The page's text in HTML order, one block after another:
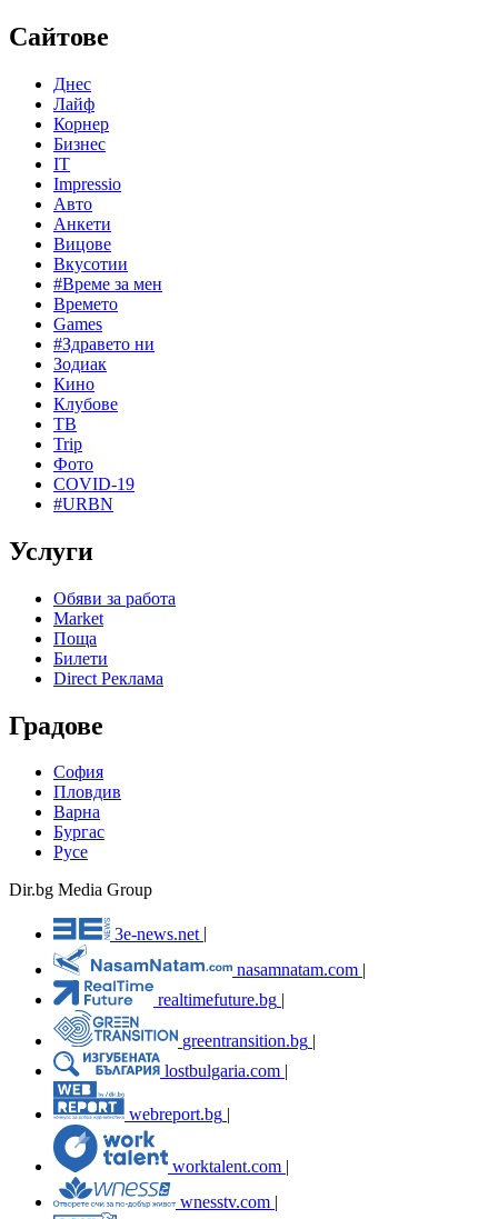
Сайтове
Днес
Лайф
Корнер
Бизнес
IT
Impressio
Авто
Анкети
Вицове
Вкусотии
#Време за мен
Времето
Games
#Здравето ни
Зодиак
Кино
Клубове
ТВ
Trip
Фото
COVID-19
#URBN
Услуги
Обяви за работа
Market
Поща
Билети
Direct Реклама
Градове
София
Пловдив
Варна
Бургас
Русе
Dir.bg Media Group
3e-news.net
nasamnatam.com |
realtimefuture.bg |
greentransition.bg |
lostbulgaria.com |
webreport.bg
worktalent.com |
wnesstv.com |